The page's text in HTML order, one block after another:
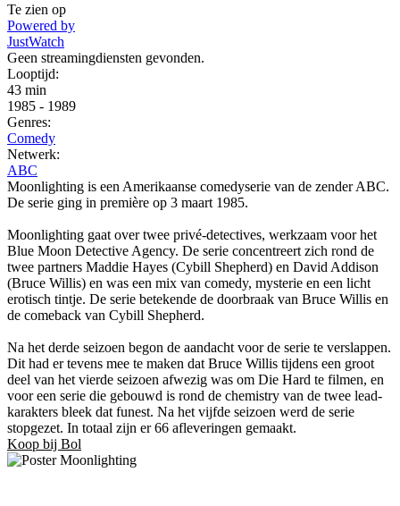
Te zien op
Powered by
JustWatch
Geen streamingdiensten gevonden.
Looptijd:
43 min
1985 - 1989
Genres:
Comedy
Netwerk:
ABC
Moonlighting is een Amerikaanse comedyserie van de zender ABC.
De serie ging in première op 3 maart 1985.
Moonlighting gaat over twee privé-detectives, werkzaam voor het
Blue Moon Detective Agency. De serie concentreert zich rond de
twee partners Maddie Hayes (Cybill Shepherd) en David Addison
(Bruce Willis) en was een mix van comedy, mysterie en een licht
erotisch tintje. De serie betekende de doorbraak van Bruce Willis en
de comeback van Cybill Shepherd.
Na het derde seizoen begon de aandacht voor de serie te verslappen.
Dit had er tevens mee te maken dat Bruce Willis tijdens een groot
deel van het vierde seizoen afwezig was om Die Hard te filmen, en
voor een serie die gebouwd is rond de chemistry van de twee lead-
karakters bleek dat funest. Na het vijfde seizoen werd de serie
stopgezet. In totaal zijn er 66 afleveringen gemaakt.
Koop bij Bol